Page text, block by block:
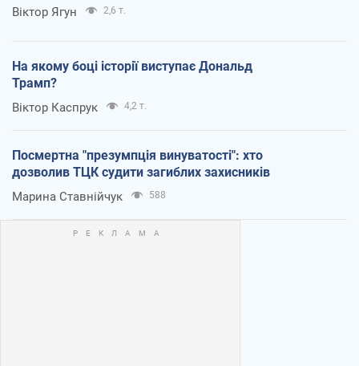
Віктор Ягун 2,6 т.
На якому боці історії виступає Дональд
Трамп?
Віктор Каспрук 4,2 т.
Посмертна "презумпція винуватості": хто
дозволив ТЦК судити загиблих захисників
Марина Ставнійчук 588